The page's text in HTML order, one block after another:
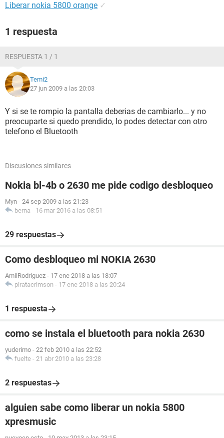
Liberar nokia 5800 orange ✓
1 respuesta
RESPUESTA 1 / 1
Temi2
27 jun 2009 a las 20:03
Y si se te rompio la pantalla deberias de cambiarlo... y no
preocuparte si quedo prendido, lo podes detectar con otro
telefono el Bluetooth
Discusiones similares
Nokia bl-4b o 2630 me pide codigo desbloqueo
Myn - 24 sep 2009 a las 21:23
berna - 16 mar 2016 a las 08:51
29 respuestas
Como desbloqueo mi NOKIA 2630
AmilRodriguez - 17 ene 2018 a las 18:07
piratacrimson - 17 ene 2018 a las 20:24
1 respuesta
como se instala el bluetooth para nokia 2630
yuderimo - 22 feb 2010 a las 22:52
fuelte - 21 abr 2010 a las 23:28
2 respuestas
alguien sabe como liberar un nokia 5800
xpresmusic